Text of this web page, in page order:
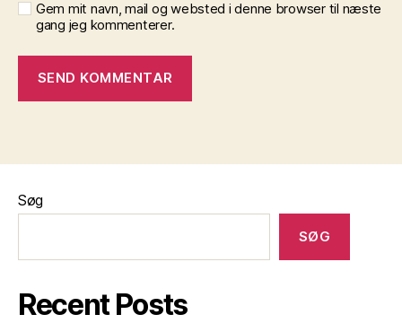
Gem mit navn, mail og websted i denne browser til næste
gang jeg kommenterer.
Søg
SØG
Recent Posts